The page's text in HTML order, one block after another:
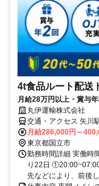
4t食品ルート配送
月給28万円以上・賞与
丸伊運輸株式会社
交通・アクセス 矢川
分
月給286,000円～
東京都国立市
勤務時間詳細 実働時
り22日
先などにより、前後